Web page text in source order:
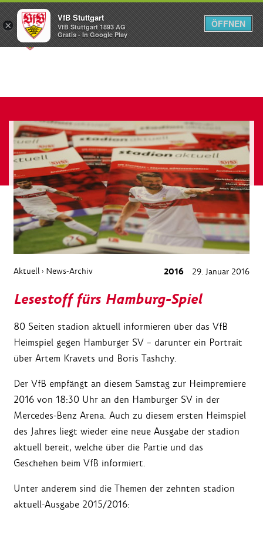
Menü
Aktuell › News-Archiv 2016 29. Januar 2016
Lesestoff fürs Hamburg-Spiel
80 Seiten stadion aktuell informieren über das VfB
Heimspiel gegen Hamburger SV – darunter ein Portrait
über Artem Kravets und Boris Tashchy.
Der VfB empfängt an diesem Samstag zur Heimpremiere
2016 von 18:30 Uhr an den Hamburger SV in der
Mercedes-Benz Arena. Auch zu diesem ersten Heimspiel
des Jahres liegt wieder eine neue Ausgabe der stadion
aktuell bereit, welche über die Partie und das
Geschehen beim VfB informiert.
Unter anderem sind die Themen der zehnten stadion
aktuell-Ausgabe 2015/2016:
×
VfB Stuttgart
VfB Stuttgart 1893 AG
Gratis - In Google Play
ÖFFNEN